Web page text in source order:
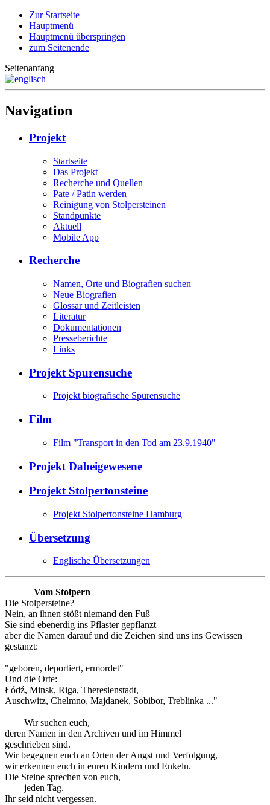
Zur Startseite
Hauptmenü
Hauptmenü überspringen
zum Seitenende
Seitenanfang
Navigation
Projekt
Startseite
Das Projekt
Recherche und Quellen
Pate / Patin werden
Reinigung von Stolpersteinen
Standpunkte
Aktuell
Mobile App
Recherche
Namen, Orte und Biografien suchen
Neue Biografien
Glossar und Zeitleisten
Literatur
Dokumentationen
Presseberichte
Links
Projekt Spurensuche
Projekt biografische Spurensuche
Film
Film "Transport in den Tod am 23.9.1940"
Projekt Dabeigewesene
Projekt Stolpertonsteine
Projekt Stolpertonsteine Hamburg
Übersetzung
Englische Übersetzungen
Vom Stolpern
Die Stolpersteine?
Nein, an ihnen stößt niemand den Fuß
Sie sind ebenerdig ins Pflaster gepflanzt
aber die Namen darauf und die Zeichen sind uns ins Gewissen
gestanzt:
"geboren, deportiert, ermordet"
Und die Orte:
Łódź, Minsk, Riga, Theresienstadt,
Auschwitz, Chelmno, Majdanek, Sobibor, Treblinka ..."
Wir suchen euch,
deren Namen in den Archiven und im Himmel
geschrieben sind.
Wir begegnen euch an Orten der Angst und Verfolgung,
wir erkennen euch in euren Kindern und Enkeln.
Die Steine sprechen von euch,
jeden Tag.
Ihr seid nicht vergessen.